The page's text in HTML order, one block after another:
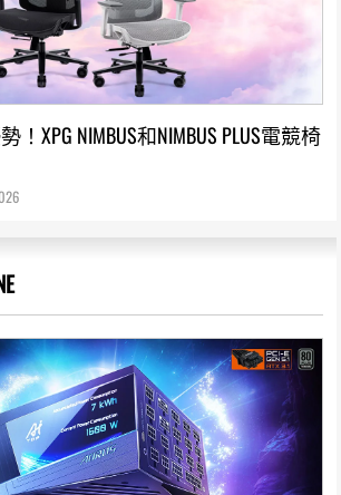
！XPG NIMBUS和NIMBUS PLUS電競椅